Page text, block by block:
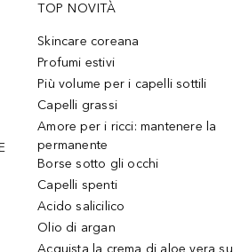
TOP NOVITÀ
Skincare coreana
Profumi estivi
Più volume per i capelli sottili
Capelli grassi
Amore per i ricci: mantenere la
permanente
Borse sotto gli occhi
Capelli spenti
Acido salicilico
Olio di argan
Acquista la crema di aloe vera su